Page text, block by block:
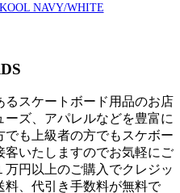
NAVY/WHITE
スケートボード用品のお店
ズ、アパレルなどを豊富に
も上級者の方でもスケボー
いたしますのでお気軽にご
円以上のご購入でクレジッ
料、代引き手数料が無料で